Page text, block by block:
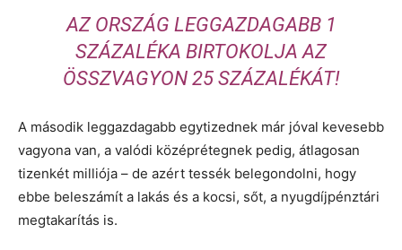
AZ ORSZÁG LEGGAZDAGABB 1
SZÁZALÉKA BIRTOKOLJA AZ
ÖSSZVAGYON 25 SZÁZALÉKÁT!
A második leggazdagabb egytizednek már jóval kevesebb
vagyona van, a valódi középrétegnek pedig, átlagosan
tizenkét milliója – de azért tessék belegondolni, hogy
ebbe beleszámít a lakás és a kocsi, sőt, a nyugdíjpénztári
megtakarítás is.